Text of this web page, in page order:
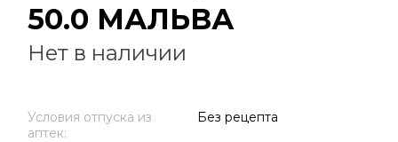
50.0 МАЛЬВА
Нет в наличии
Условия отпуска из
аптек:
Без рецепта